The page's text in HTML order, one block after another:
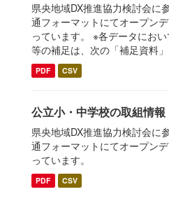
県央地域DX推進協力検討会に
通フォーマットにてオープン
っています。 ※各データにお
等の補足は、次の「補足資料」
PDF CSV
公立小・中学校の取組情報
県央地域DX推進協力検討会に
通フォーマットにてオープン
っています。
PDF CSV